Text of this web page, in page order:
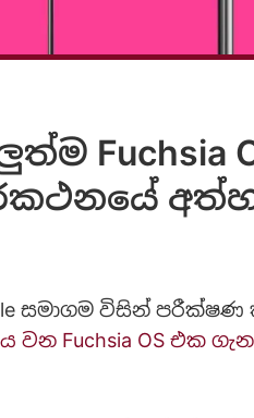
Fuchsia
සමාගම විසින්
Fuchsia OS එක ගැන